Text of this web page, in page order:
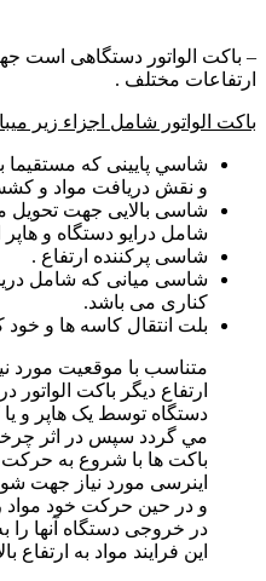
– باکت الواتور دستگاهی است
ارتفاعات مختلف .
باکت الواتور شامل اجزاء زير
شاسي پايينی که
و نقش دريافت مواد و
شاسی بالايی جهت تحويل
شامل درايو دستگاه و هاپر
شاسی پرکننده ارتفاع .
شاسی ميانی که شامل
کناری می باشد.
بلت انتقال کاسه ها و خود
متناسب با موقعيت مورد
ارتفاع ديگر باکت
دستگاه توسط يک هاپر و
مي گردد سپس در اثر
باکت ها با شروع به
اينرسی مورد نياز جهت
و در حين حرکت خود مواد
در خروجی دستگاه آنها را
اين فرايند مواد به ارتفاع